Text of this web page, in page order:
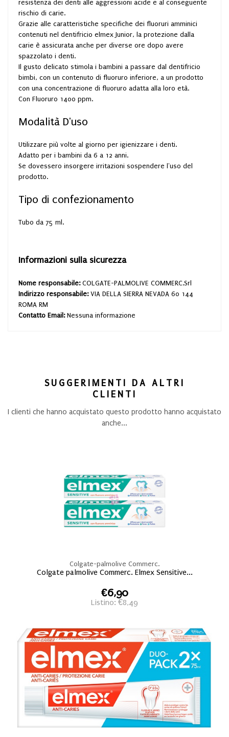
resistenza dei denti alle aggressioni acide e al conseguente
rischio di carie.
Grazie alle caratteristiche specifiche dei fluoruri amminici
contenuti nel dentifricio elmex Junior, la protezione dalla
carie è assicurata anche per diverse ore dopo avere
spazzolato i denti.
Il gusto delicato stimola i bambini a passare dal dentifricio
bimbi, con un contenuto di fluoruro inferiore, a un prodotto
con una concentrazione di fluoruro adatta alla loro età.
Con Fluoruro 1400 ppm.
Modalità D'uso
Utilizzare più volte al giorno per igienizzare i denti.
Adatto per i bambini da 6 a 12 anni.
Se dovessero insorgere irritazioni sospendere l'uso del
prodotto.
Tipo di confezionamento
Tubo da 75 ml.
Informazioni sulla sicurezza
Nome responsabile: COLGATE-PALMOLIVE COMMERC.Srl
Indirizzo responsabile: VIA DELLA SIERRA NEVADA 60 144
ROMA RM
Contatto Email: Nessuna informazione
SUGGERIMENTI DA ALTRI
CLIENTI
I clienti che hanno acquistato questo prodotto hanno acquistato
anche...
Colgate-palmolive Commerc.
Colgate palmolive Commerc. Elmex Sensitive...
€6,90
Listino: €8,49